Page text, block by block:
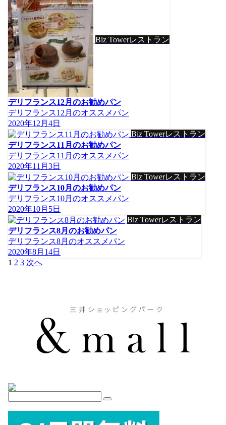
Biz Towerレストラン
デリフランス12月のお勧めパン
デリフランス12月のオススメパン
2020年12月4日
Biz Towerレストラン
デリフランス11月のお勧めパン
デリフランス11月のオススメパン
2020年11月3日
Biz Towerレストラン
デリフランス10月のお勧めパン
デリフランス10月のオススメパン
2020年10月5日
Biz Towerレストラン
デリフランス8月のお勧めパン
デリフランス8月のオススメパン
2020年8月14日
投
1 2 3 次へ